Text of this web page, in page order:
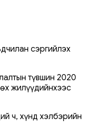
сэргийлэх
түвшин 2020
жилүүдийнхээс
ч, хүнд хэлбэрийн